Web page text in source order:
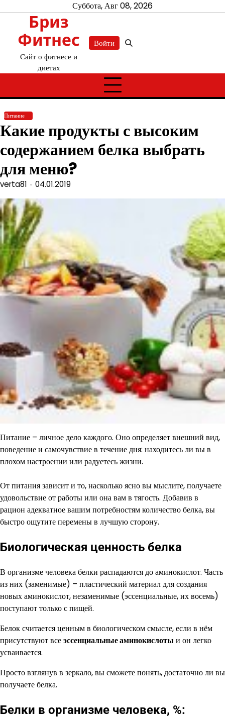
содержимому
Суббота, Авг 08, 2026
Бриз
Фитнес
Сайт о фитнесе и
диетах
Войти
Питание
Какие продукты с высоким
содержанием белка выбрать
для меню?
verta81 04.01.2019
Питание – личное дело каждого. Оно определяет внешний вид,
поведение и самочувствие в течение дня: находитесь ли вы в
плохом настроении или радуетесь жизни.
От питания зависит и то, насколько ясно вы мыслите, получаете
удовольствие от работы или она вам в тягость. Добавив в
рацион адекватное вашим потребностям количество белка, вы
быстро ощутите перемены в лучшую сторону.
Биологическая ценность белка
В организме человека белки распадаются до аминокислот. Часть
из них (заменимые) – пластический материал для создания
новых аминокислот, незаменимые (эссенциальные, их восемь)
поступают только с пищей.
Белок считается ценным в биологическом смысле, если в нём
присутствуют всеэссенциальные аминокислоты и он легко
усваивается.
Просто взглянув в зеркало, вы сможете понять, достаточно ли вы
получаете белка.
Белки в организме человека, %: